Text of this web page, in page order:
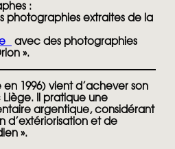
:
photographies extraites de la
avec des photographies
».
en 1996) vient d’achever son
Liège. Il pratique une
argentique, considérant
d’extériorisation et de
».